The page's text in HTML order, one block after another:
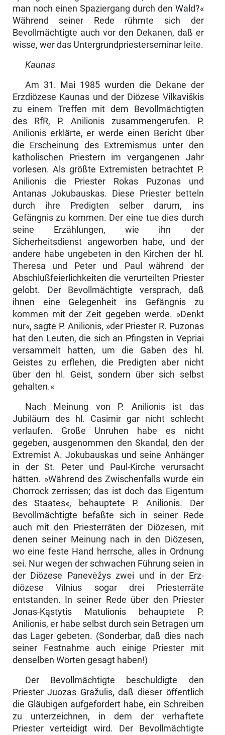
man noch einen Spaziergang durch den Wald?«
Während seiner Rede rühmte sich der
Bevollmächtigte auch vor den Dekanen, daß er
wisse, wer das Untergrundpriesterseminar leite.
Kaunas
Am 31. Mai 1985 wurden die Dekane der
Erzdiözese Kaunas und der Diözese Vilkaviškis
zu einem Treffen mit dem Bevollmächtigten
des RfR, P. Anilionis zusammengerufen. P.
Anilionis erklärte, er werde einen Bericht über
die Erscheinung des Extremismus unter den
katholischen Priestern im vergangenen Jahr
vorlesen. Als größte Extremisten betrachtet P.
Anilionis die Priester Rokas Puzonas und
Antanas Jokubauskas. Diese Priester betteln
durch ihre Predigten selber darum, ins
Gefängnis zu kommen. Der eine tue dies durch
seine Erzählungen, wie ihn der
Sicherheitsdienst angeworben habe, und der
andere habe ungebeten in den Kirchen der hl.
Theresa und Peter und Paul während der
Abschlußfeierlichkeiten die verurteilten Priester
ge­lobt. Der Bevollmächtigte versprach, daß
ihnen eine Gelegenheit ins Ge­fängnis zu
kommen mit der Zeit gegeben werde. »Denkt
nur«, sagte P. Ani­lionis, »der Priester R. Puzonas
hat den Leuten, die sich an Pfingsten in Vepriai
versammelt hatten, um die Gaben des hl.
Geistes zu erflehen, die Predigten aber nicht
über den hl. Geist, sondern über sich selbst
gehalten.«
Nach Meinung von P. Anilionis ist das
Jubiläum des hl. Casimir gar nicht schlecht
verlaufen. Große Unruhen habe es nicht
gegeben, ausgenommen den Skandal, den der
Extremist A. Jokubauskas und seine Anhänger
in der St. Peter und Paul-Kirche verursacht
hätten. »Während des Zwischenfalls wurde ein
Chorrock zerrissen; das ist doch das Eigentum
des Staates«, be­hauptete P. Anilionis. Der
Bevollmächtigte befaßte sich in seiner Rede
auch mit den Priesterräten der Diözesen, mit
denen seiner Meinung nach in den Diözesen,
wo eine feste Hand herrsche, alles in Ordnung
sei. Nur wegen der schwachen Führung seien in
der Diözese Panevėžys zwei und in der Erz­
diözese Vilnius sogar drei Priesterräte
entstanden. In seiner Rede über den Priester
Jonas-Kąstytis Matulionis behauptete P.
Anilionis, er habe selbst durch sein Betragen um
das Lager gebeten. (Sonderbar, daß dies nach
seiner Festnahme auch einige Priester mit
denselben Worten gesagt haben!)
Der Bevollmächtigte beschuldigte den
Priester Juozas Gražulis, daß dieser öffentlich
die Gläubigen aufgefordert habe, ein Schreiben
zu unterzeichnen, in dem der verhaftete
Priester verteidigt wird. Der Bevollmächtigte